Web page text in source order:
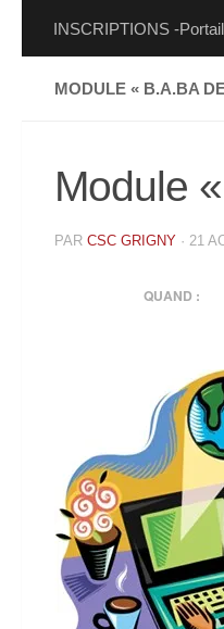
INSCRIPTIONS -
MODULE « B.A.BA
Module
PAR CSC GRIGNY · 21
QUAND :